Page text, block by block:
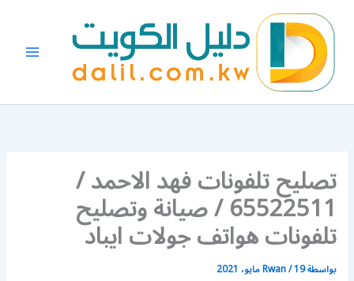
المحتوى
تصليح تلفونات فهد الاحمد /
65522511 / صيانة وتصليح
تلفونات هواتف جولات ايباد
بواسطة Rwan/19 مايو، 2021